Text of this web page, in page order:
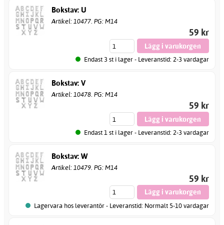
Bokstav: U
Artikel: 10477. PG: M14
59 kr
Endast 3 st i lager - Leveranstid: 2-3 vardagar
Bokstav: V
Artikel: 10478. PG: M14
59 kr
Endast 1 st i lager - Leveranstid: 2-3 vardagar
Bokstav: W
Artikel: 10479. PG: M14
59 kr
Lagervara hos leverantör - Leveranstid: Normalt 5-10 vardagar